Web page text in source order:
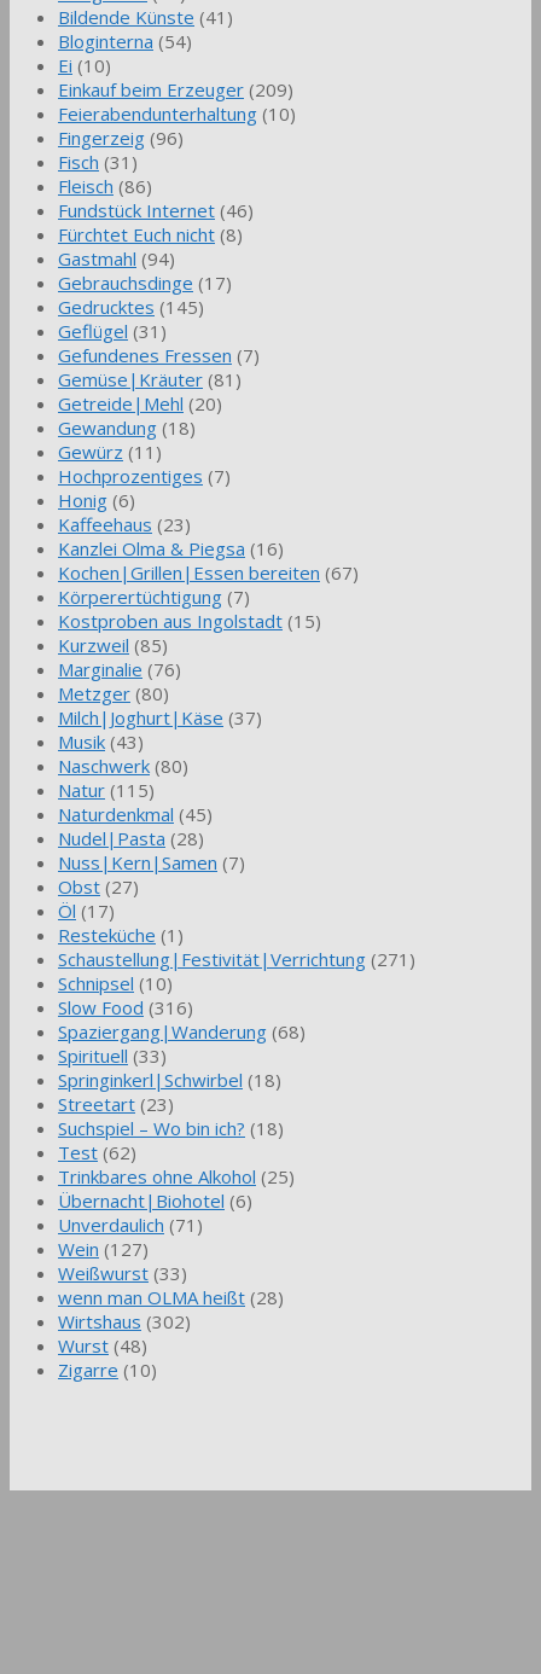
Bildende Künste (41)
Bloginterna (54)
Ei (10)
Einkauf beim Erzeuger (209)
Feierabendunterhaltung (10)
Fingerzeig (96)
Fisch (31)
Fleisch (86)
Fundstück Internet (46)
Fürchtet Euch nicht (8)
Gastmahl (94)
Gebrauchsdinge (17)
Gedrucktes (145)
Geflügel (31)
Gefundenes Fressen (7)
Gemüse|Kräuter (81)
Getreide|Mehl (20)
Gewandung (18)
Gewürz (11)
Hochprozentiges (7)
Honig (6)
Kaffeehaus (23)
Kanzlei Olma & Piegsa (16)
Kochen|Grillen|Essen bereiten (67)
Körperertüchtigung (7)
Kostproben aus Ingolstadt (15)
Kurzweil (85)
Marginalie (76)
Metzger (80)
Milch|Joghurt|Käse (37)
Musik (43)
Naschwerk (80)
Natur (115)
Naturdenkmal (45)
Nudel|Pasta (28)
Nuss|Kern|Samen (7)
Obst (27)
Öl (17)
Resteküche (1)
Schaustellung|Festivität|Verrichtung (271)
Schnipsel (10)
Slow Food (316)
Spaziergang|Wanderung (68)
Spirituell (33)
Springinkerl|Schwirbel (18)
Streetart (23)
Suchspiel – Wo bin ich? (18)
Test (62)
Trinkbares ohne Alkohol (25)
Übernacht|Biohotel (6)
Unverdaulich (71)
Wein (127)
Weißwurst (33)
wenn man OLMA heißt (28)
Wirtshaus (302)
Wurst (48)
Zigarre (10)